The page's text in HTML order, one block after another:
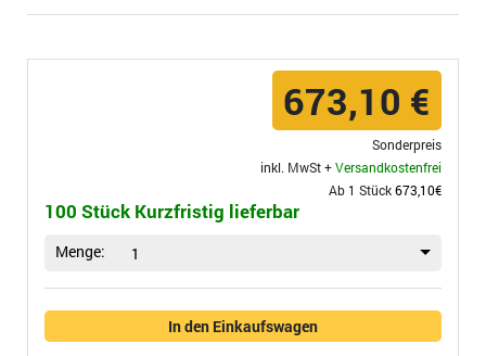
673,10 €
Sonderpreis
inkl. MwSt +Versandkostenfrei
Ab 1 Stück673,10€
100 Stück Kurzfristig lieferbar
Menge: 1
In den Einkaufswagen